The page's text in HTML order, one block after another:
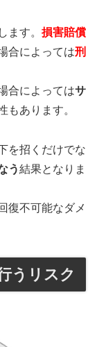
ます。 損害賠償
合によっては刑
合によってはサ
もあります。
を招くだけでな
う結果となりま
復不可能なダメ
うリスク